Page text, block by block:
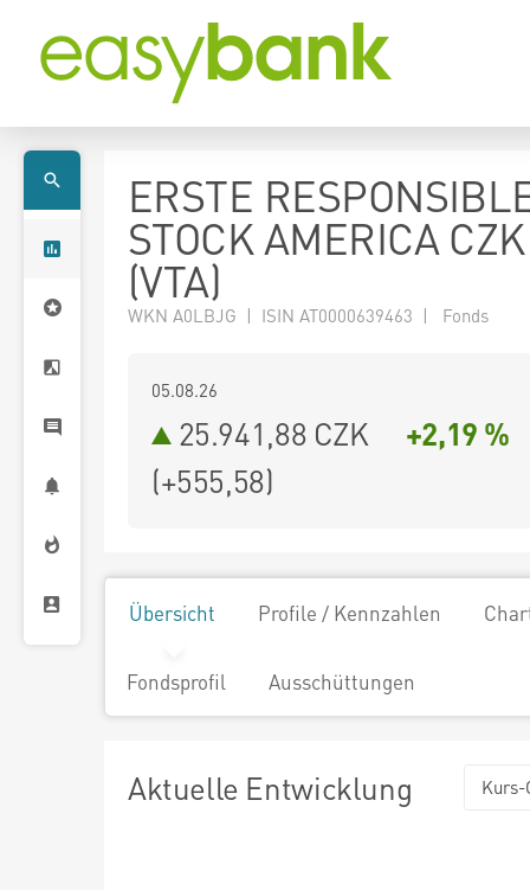
ERSTE
STOCK AMERICA
(VTA)
WKN A0LBJG | ISIN AT0000639463 | Fonds
05.08.26
25.941,88 CZK
+2,19 %
(+555,58)
Übersicht Profile / Kennzahlen
Fondsprofil Ausschüttungen
Aktuelle Entwicklung Kurs-